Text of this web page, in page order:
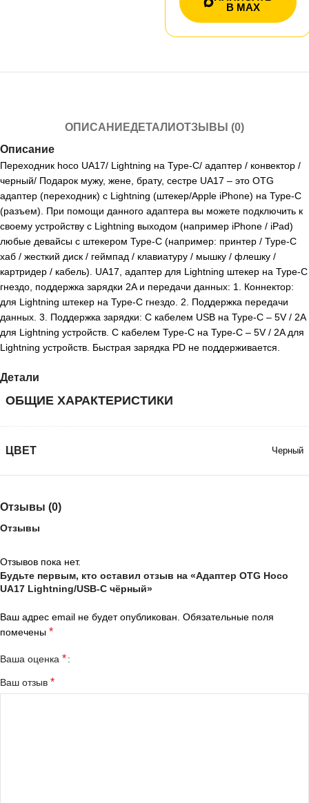
В MAX
ОПИСАНИЕДЕТАЛИОТЗЫВЫ (0)
Описание
Переходник hoco UA17/ Lightning на Type-C/ адаптер / конвектор /
черный/ Подарок мужу, жене, брату, сестре UA17 – это OTG
адаптер (переходник) с Lightning (штекер/Apple iPhone) на Type-C
(разъем). При помощи данного адаптера вы можете подключить к
своему устройству с Lightning выходом (например iPhone / iPad)
любые девайсы с штекером Type-C (например: принтер / Type-С
хаб / жесткий диск / геймпад / клавиатуру / мышку / флешку /
картридер / кабель). UA17, адаптер для Lightning штекер на Type-C
гнездо, поддержка зарядки 2A и передачи данных: 1. Коннектор:
для Lightning штекер на Type-C гнездо. 2. Поддержка передачи
данных. 3. Поддержка зарядки: С кабелем USB на Type-C – 5V / 2A
для Lightning устройств. С кабелем Type-C на Type-C – 5V / 2A для
Lightning устройств. Быстрая зарядка PD не поддерживается.
Детали
ОБЩИЕ ХАРАКТЕРИСТИКИ
ЦВЕТ Черный
Отзывы (0)
Отзывы
Отзывов пока нет.
Будьте первым, кто оставил отзыв на «Адаптер OTG Hoco
UA17 Lightning/USB-C чёрный»
Ваш адрес email не будет опубликован. Обязательные поля
помечены *
Ваша оценка *
Ваш отзыв *